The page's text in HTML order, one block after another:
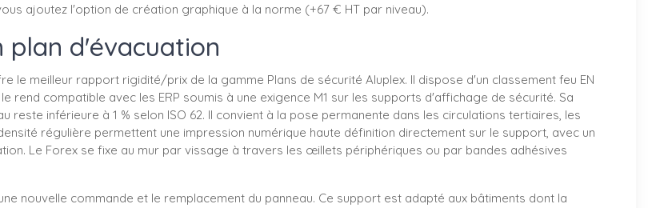
ajoutez l'option de création graphique à la norme (+67 € HT par niveau).
plan d'évacuation
le meilleur rapport rigidité/prix de la gamme Plans de sécurité Aluplex. Il dispose d'un classement feu EN
le rend compatible avec les ERP soumis à une exigence M1 sur les supports d'affichage de sécurité. Sa
inférieure à 1 % selon ISO 62. Il convient à la pose permanente dans les circulations tertiaires, les
régulière permettent une impression numérique haute définition directement sur le support, avec un
Le Forex se fixe au mur par vissage à travers les œillets périphériques ou par bandes adhésives
nouvelle commande et le remplacement du panneau. Ce support est adapté aux bâtiments dont la